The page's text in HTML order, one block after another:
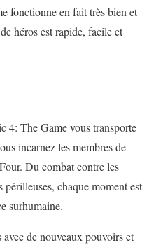
fonctionne en fait très bien et
héros est rapide, facile et
4: The Game vous transporte
incarnez les membres de
Du combat contre les
chaque moment est
surhumaine.
avec de nouveaux pouvoirs et